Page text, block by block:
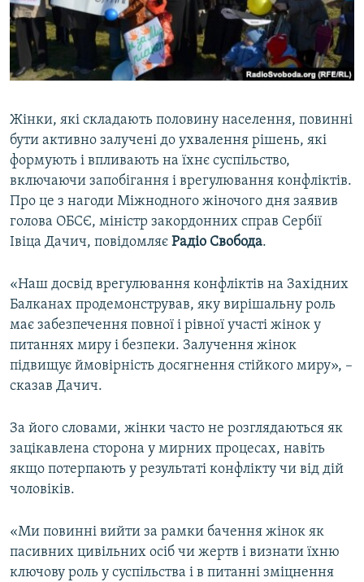
ВІДЕОУРОКИ «ELIFBE»
СВІДЧЕННЯ ОКУПАЦІЇ
УКРАЇНСЬКА ПРОБЛЕМА КРИМУ
Русский
Qırımtatar
Усі сайти RFE/RL
Жінки, які складають половину населення, повинні
бути активно залучені до ухвалення рішень, які
формують і впливають на їхнє суспільство,
включаючи запобігання і врегулювання конфліктів.
Про це з нагоди Міжнодного жіночого дня заявив
голова ОБСЄ, міністр закордонних справ Сербії
Івіца Дачич, повідомляє Радіо Свобода.
«Наш досвід врегулювання конфліктів на Західних
Балканах продемонстрував, яку вирішальну роль
має забезпечення повної і рівної участі жінок у
питаннях миру і безпеки. Залучення жінок
підвищує ймовірність досягнення стійкого миру», –
сказав Дачич.
За його словами, жінки часто не розглядаються як
зацікавлена сторона у мирних процесах, навіть
якщо потерпають у результаті конфлікту чи від дій
чоловіків.
«Ми повинні вийти за рамки бачення жінок як
пасивних цивільних осіб чи жертв і визнати їхню
ключову роль у суспільства і в питанні зміцнення